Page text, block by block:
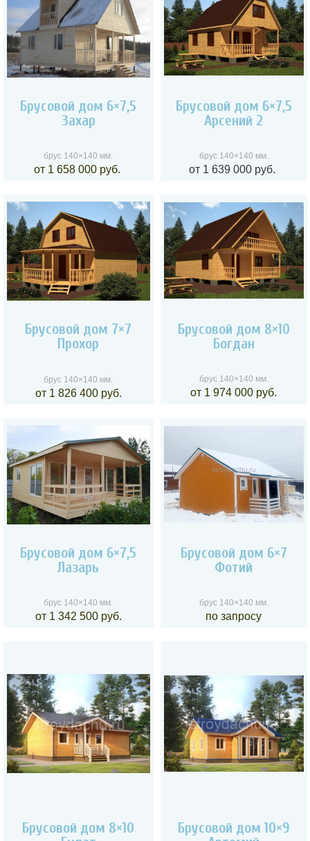
Брусовой дом 6×7,5
Захар
Брусовой дом 6×7,5
Арсений 2
брус 140×140 мм.
от 1 658 000 руб.
брус 140×140 мм.
от 1 639 000 руб.
Брусовой дом 7×7
Прохор
Брусовой дом 8×10
Богдан
брус 140×140 мм.
от 1 826 400 руб.
брус 140×140 мм.
от 1 974 000 руб.
Брусовой дом 6×7,5
Лазарь
Брусовой дом 6×7
Фотий
брус 140×140 мм.
от 1 342 500 руб.
брус 140×140 мм.
по запросу
Брусовой дом 8×10
Брусовой дом 10×9